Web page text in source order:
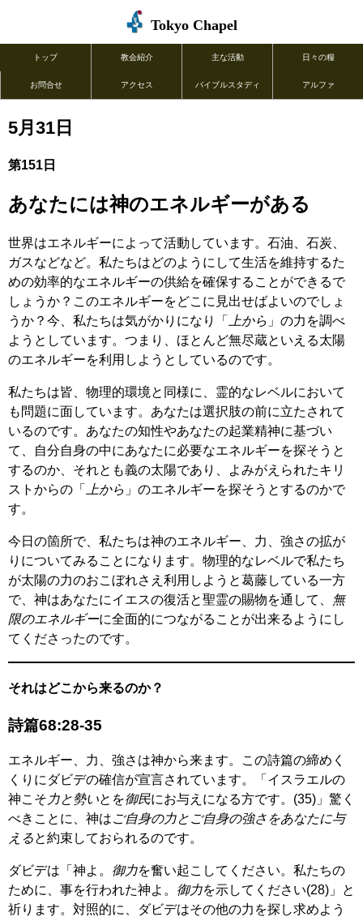
Tokyo Chapel
トップ 教会紹介 主な活動 日々の糧
お問合せ アクセス バイブルスタディ アルファ
5月31日
第151日
あなたには神のエネルギーがある
世界はエネルギーによって活動しています。石油、石炭、
ガスなどなど。私たちはどのようにして生活を維持するた
めの効率的なエネルギーの供給を確保することができるで
しょうか？このエネルギーをどこに見出せばよいのでしょ
うか？今、私たちは気がかりになり「
上から 」の力を調べ
ようとしています。つまり、ほとんど無尽蔵といえる太陽
のエネルギーを利用しようとしているのです。
私たちは皆、物理的環境と同様に、霊的なレベルにおいて
も問題に面しています。あなたは選択肢の前に立たされて
いるのです。あなたの知性やあなたの起業精神に基づい
て、自分自身の中にあなたに必要なエネルギーを探そうと
するのか、それとも義の太陽であり、よみがえられたキリ
ストからの「
上から 」のエネルギーを探そうとするのかで
す。
今日の箇所で、私たちは神のエネルギー、力、強さの拡が
りについてみることになります。物理的なレベルで私たち
が太陽の力のおこぼれさえ利用しようと葛藤している一方
で、神はあなたにイエスの復活と聖霊の賜物を通して、 無
限のエネルギーに全面的につながることが出来るようにし
てくださったのです。
それはどこから来るのか？
詩篇68:28-35
エネルギー、力、強さは神から来ます。この詩篇の締めく
くりにダビデの確信が宣言されています。「イスラエルの
神こそ 力と勢いとを御民にお与えになる方です。(35)」驚く
べきことに、神はご自身の力とご自身の強さをあなたに与
えると約束しておられるのです。
ダビデは「神よ。 御力を奮い起こしてください。私たちの
ために、事を行われた神よ。 御力を示してください(28)」と
祈ります。対照的に、ダビデはその他の力を探し求めよう